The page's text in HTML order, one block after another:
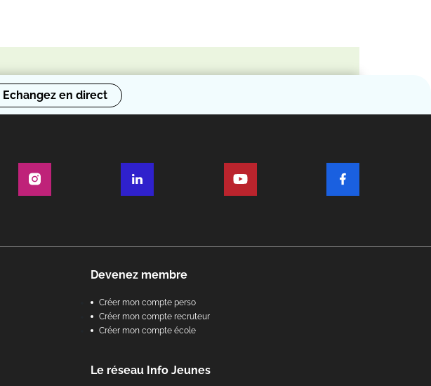
Echangez en direct
Devenez membre
Créer mon compte perso
Créer mon compte recruteur
Créer mon compte école
Le réseau Info Jeunes